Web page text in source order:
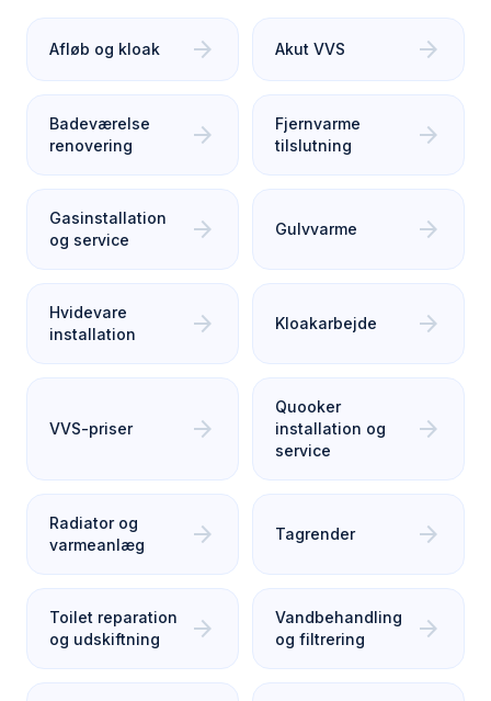
Afløb og kloak arrow_forward Akut VVS arrow_forward
Badeværelse
renovering
arrow_forward
Fjernvarme
tilslutning
arrow_forward
Gasinstallation
og service
arrow_forward Gulvvarme arrow_forward
Hvidevare
installation
arrow_forward Kloakarbejde arrow_forward
VVS-priser arrow_forward
Quooker
installation og
service
arrow_forward
Radiator og
varmeanlæg
arrow_forward Tagrender arrow_forward
Toilet reparation
og udskiftning
arrow_forward
Vandbehandling
og filtrering
arrow_forward